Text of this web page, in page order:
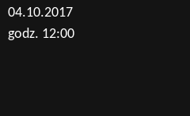
04.10.2017
godz. 12:00